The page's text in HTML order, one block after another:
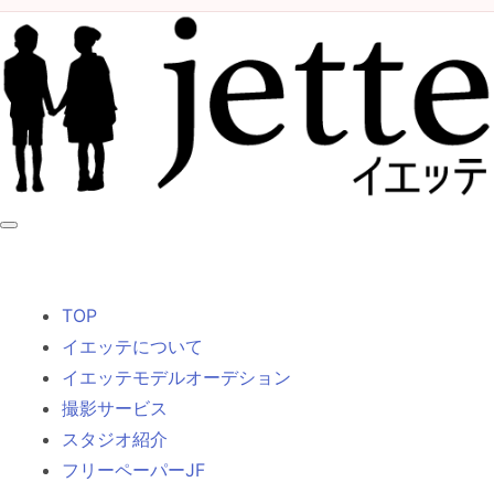
TOP
イエッテについて
イエッテモデルオーデション
撮影サービス
スタジオ紹介
フリーペーパーJF